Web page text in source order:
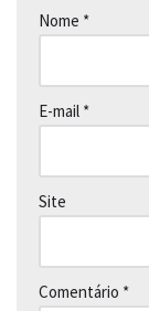
Nome *
E-mail *
Site
Comentário *